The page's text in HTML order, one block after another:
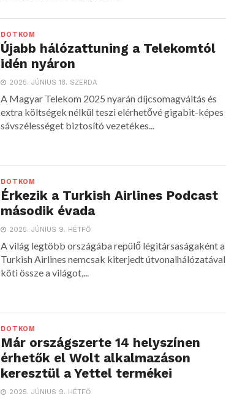
DOTKOM
Újabb hálózattuning a Telekomtól
idén nyáron
2025. JÚNIUS 18. SZERDA
A Magyar Telekom 2025 nyarán díjcsomagváltás és
extra költségek nélkül teszi elérhetővé gigabit-képes
sávszélességet biztosító vezetékes...
DOTKOM
Érkezik a Turkish Airlines Podcast
második évada
2025. JÚNIUS 9. HÉTFŐ
A világ legtöbb országába repülő légitársaságaként a
Turkish Airlines nemcsak kiterjedt útvonalhálózatával
köti össze a világot,...
DOTKOM
Már országszerte 14 helyszínen
érhetők el Wolt alkalmazáson
keresztül a Yettel termékei
2025. JÚNIUS 9. HÉTFŐ